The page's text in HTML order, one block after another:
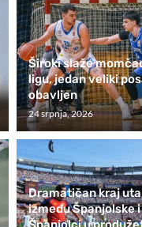
Široki slaže
ligu, jedan veliki
obavljen
24 srpnja, 2026
Dramatičan kraj
između Španjolske